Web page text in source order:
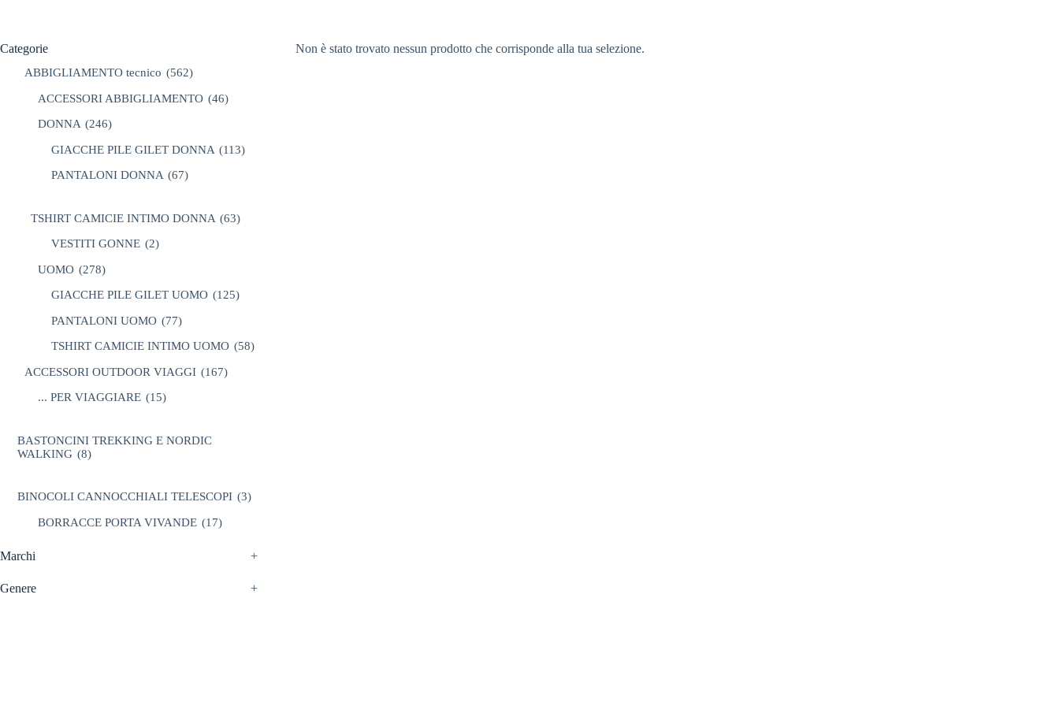
Non è stato trovato nessun prodotto che corrisponde alla tua selezione.
Categorie
ABBIGLIAMENTO tecnico (562)
ACCESSORI ABBIGLIAMENTO (46)
DONNA (246)
GIACCHE PILE GILET DONNA (113)
PANTALONI DONNA (67)
TSHIRT CAMICIE INTIMO DONNA (63)
VESTITI GONNE (2)
UOMO (278)
GIACCHE PILE GILET UOMO (125)
PANTALONI UOMO (77)
TSHIRT CAMICIE INTIMO UOMO (58)
ACCESSORI OUTDOOR VIAGGI (167)
... PER VIAGGIARE (15)
BASTONCINI TREKKING E NORDIC
WALKING (8)
BINOCOLI CANNOCCHIALI TELESCOPI (3)
BORRACCE PORTA VIVANDE (17)
Marchi +
Genere +